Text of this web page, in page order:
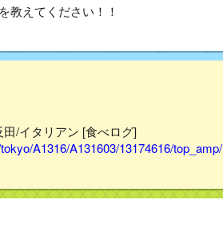
教えてください！！
/イタリアン [食べログ]
A1316/A131603/13174616/top_amp/